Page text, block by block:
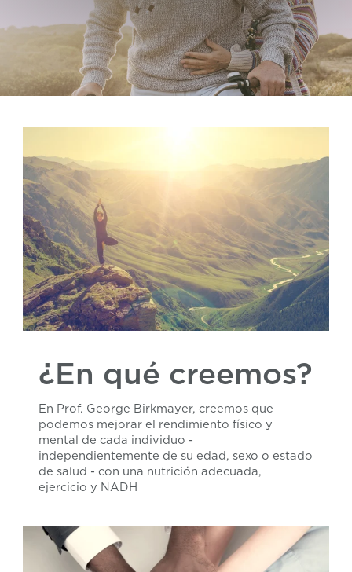
¿En qué creemos?
En Prof. George Birkmayer, creemos que
podemos mejorar el rendimiento físico y
mental de cada individuo -
independientemente de su edad, sexo o estado
de salud - con una nutrición adecuada,
ejercicio y NADH